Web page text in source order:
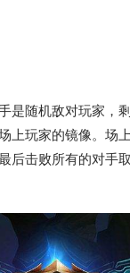
是随机敌对玩家，
上玩家的镜像。场
后击败所有的对手